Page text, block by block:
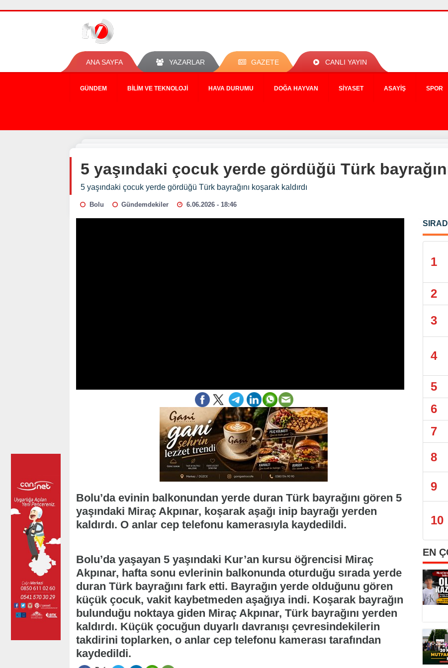
ANA SAYFA YAZARLAR GAZETE CANLI YAYIN
GÜNDEM BILIM VE TEKNOLOJI HAVA DURUMU DOĞA HAYVAN SIYASET ASAYIŞ SPOR
5 yaşındaki çocuk yerde gördüğü Türk
5 yaşındaki çocuk yerde gördüğü Türk bayrağını koşarak kaldırdı
Bolu Gündemdekiler 6.06.2026 - 18:46
Bolu’da evinin balkonundan yerde duran Türk bayrağını gören 5
yaşındaki Miraç Akpınar, koşarak aşağı inip bayrağı yerden
kaldırdı. O anlar cep telefonu kamerasıyla kaydedildi.
Bolu’da yaşayan 5 yaşındaki Kur’an kursu öğrencisi Miraç
Akpınar, hafta sonu evlerinin balkonunda oturduğu sırada yerde
duran Türk bayrağını fark etti. Bayrağın yerde olduğunu gören
küçük çocuk, vakit kaybetmeden aşağıya indi. Koşarak bayrağın
bulunduğu noktaya giden Miraç Akpınar, Türk bayrağını yerden
kaldırdı. Küçük çocuğun duyarlı davranışı çevresindekilerin
takdirini toplarken, o anlar cep telefonu kamerası tarafından
kaydedildi.
1
2
3
4
5
6
7
8
9
10
EN